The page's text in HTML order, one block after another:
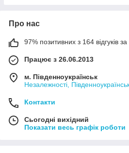
Про нас
97% позитивних з 164 відгуків за
Працює з 26.06.2013
м. Південноукраїнськ
Незалежності,
Контакти
Сьогодні вихідний
Показати весь графік роботи